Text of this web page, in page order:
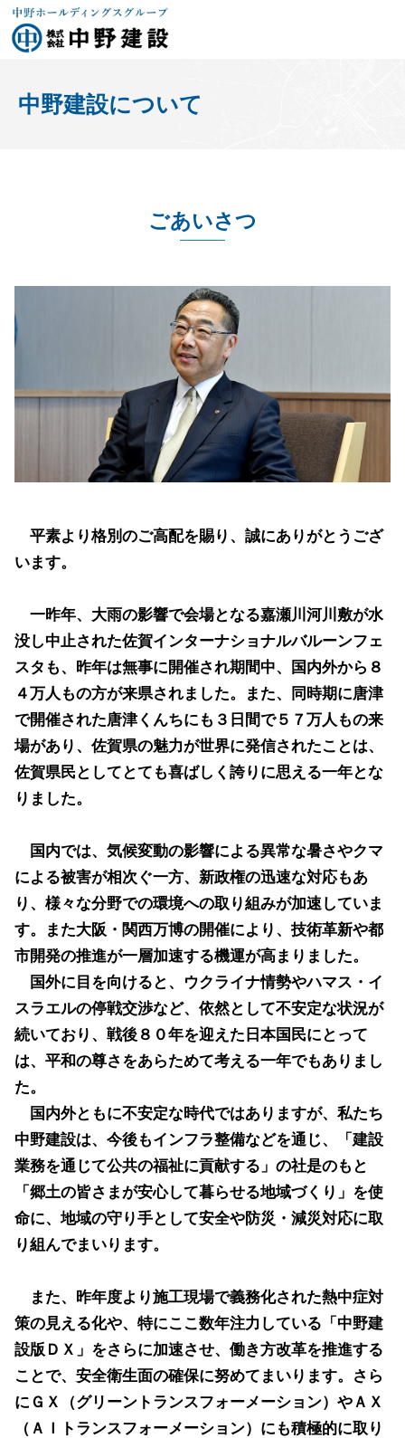
中野建設について
ごあいさつ
平素より格別のご高配を賜り、誠にありがとうござ
います。
一昨年、大雨の影響で会場となる嘉瀬川河川敷が水
没し中止された佐賀インターナショナルバルーンフェ
スタも、昨年は無事に開催され期間中、国内外から８
４万人もの方が来県されました。また、同時期に唐津
で開催された唐津くんちにも３日間で５７万人もの来
場があり、佐賀県の魅力が世界に発信されたことは、
佐賀県民としてとても喜ばしく誇りに思える一年とな
りました。
国内では、気候変動の影響による異常な暑さやクマ
による被害が相次ぐ一方、新政権の迅速な対応もあ
り、様々な分野での環境への取り組みが加速していま
す。また大阪・関西万博の開催により、技術革新や都
市開発の推進が一層加速する機運が高まりました。
国外に目を向けると、ウクライナ情勢やハマス・イ
スラエルの停戦交渉など、依然として不安定な状況が
続いており、戦後８０年を迎えた日本国民にとって
は、平和の尊さをあらためて考える一年でもありまし
た。
国内外ともに不安定な時代ではありますが、私たち
中野建設は、今後もインフラ整備などを通じ、「建設
業務を通じて公共の福祉に貢献する」の社是のもと
「郷土の皆さまが安心して暮らせる地域づくり」を使
命に、地域の守り手として安全や防災・減災対応に取
り組んでまいります。
また、昨年度より施工現場で義務化された熱中症対
策の見える化や、特にここ数年注力している「中野建
設版ＤＸ」をさらに加速させ、働き方改革を推進する
ことで、安全衛生面の確保に努めてまいります。さら
にＧＸ（グリーントランスフォーメーション）やＡＸ
（ＡＩトランスフォーメーション）にも積極的に取り